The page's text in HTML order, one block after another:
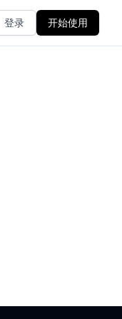
登录 开始使用